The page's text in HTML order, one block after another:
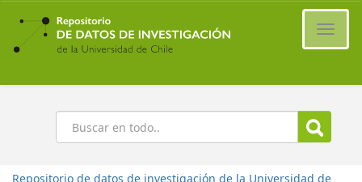
Ir
contenido
principal
Buscar
Repositorio de datos de investigación de la Universidad de